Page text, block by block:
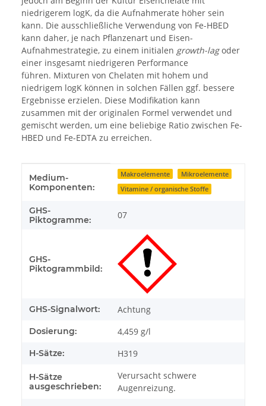
niedrigerem logK, da die Aufnahmerate höher sein
kann. Die ausschließliche Verwendung von Fe-HBED
kann daher, je nach Pflanzenart und Eisen-
Aufnahmestrategie, zu einem initialen growth-lagoder
einer insgesamt niedrigeren Performance
führen. Mixturen von Chelaten mit hohem und
niedrigem logK können in solchen Fällen ggf. bessere
Ergebnisse erzielen. Diese Modifikation kann
zusammen mit der originalen Formel verwendet und
gemischt werden, um eine beliebige Ratio zwischen Fe-
HBED und Fe-EDTA zu erreichen.
Produkteigenschaft
Wert
Medium-
Komponenten:
Makroelemente
Mikroelemente
Vitamine / organische Stoffe
GHS-
Piktogramme:
07
GHS-
Piktogrammbild:
GHS-Signalwort: Achtung
Dosierung: 4,459 g/l
H-Sätze: H319
H-Sätze
ausgeschrieben:
Verursacht schwere
Augenreizung.